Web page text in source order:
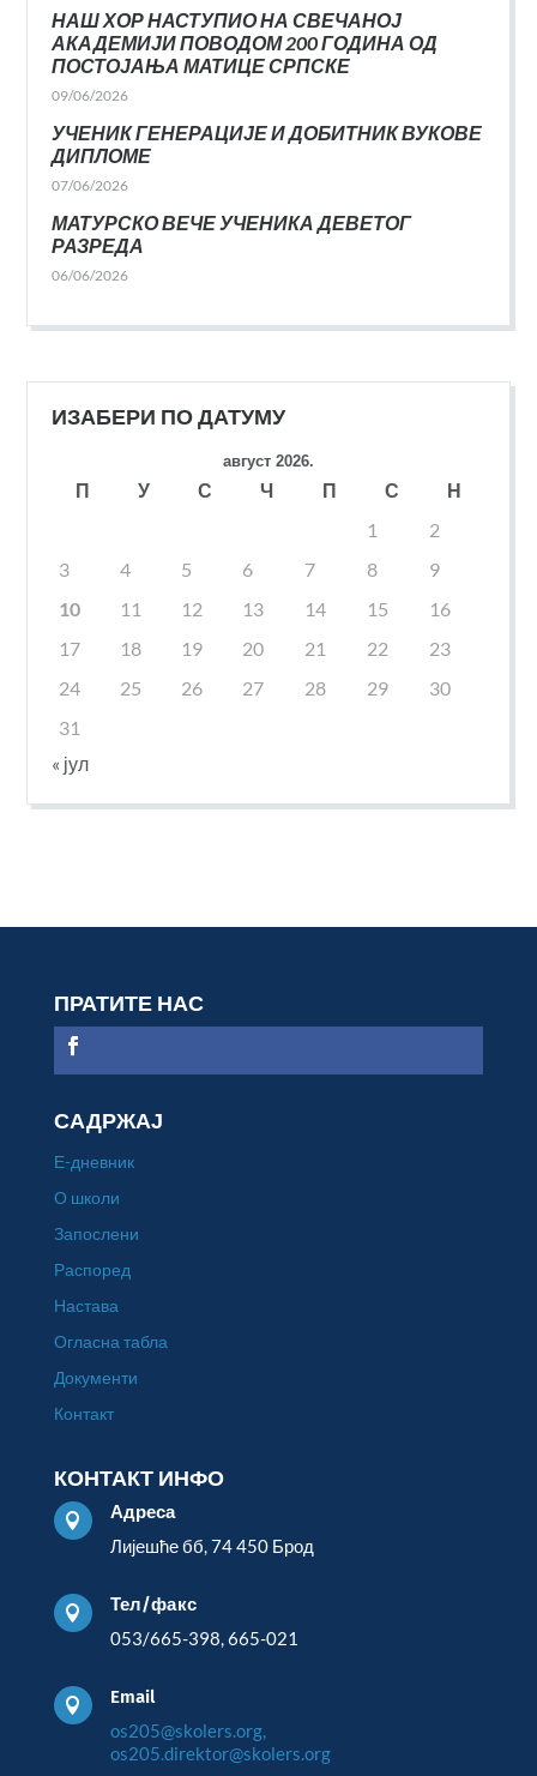
НАШ ХОР НАСТУПИО НА СВЕЧАНОЈ
АКАДЕМИЈИ ПОВОДОМ 200 ГОДИНА ОД
ПОСТОЈАЊА МАТИЦЕ СРПСКЕ
09/06/2026
УЧЕНИК ГЕНЕРАЦИЈЕ И ДОБИТНИК ВУКОВЕ
ДИПЛОМЕ
07/06/2026
МАТУРСКО ВЕЧЕ УЧЕНИКА ДЕВЕТОГ
РАЗРЕДА
06/06/2026
ИЗАБЕРИ ПО ДАТУМУ
август 2026.
П У С Ч П С
Н
1
2
3
4 5 6 7 8
9
10
11 12 13 14 15
16
17
18 19 20 21 22
23
24
25 26 27 28 29
30
31
« јул
ПРАТИТЕ НАС
САДРЖАЈ
Е-дневник
О школи
Запослени
Распоред
Настава
Огласна табла
Документи
Контакт
КОНТАКТ ИНФО

Адреса
Лијешће бб, 74 450 Брод

Тел/факс
053/665-398, 665-021

Email
os205@skolers.org,
os205.direktor@skolers.org